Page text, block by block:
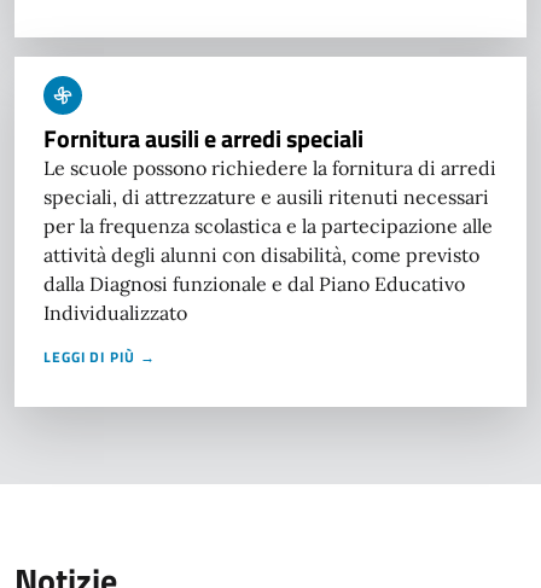
Fornitura ausili e arredi speciali
Le scuole possono richiedere la fornitura di arredi
speciali, di attrezzature e ausili ritenuti necessari
per la frequenza scolastica e la partecipazione alle
attività degli alunni con disabilità, come previsto
dalla Diagnosi funzionale e dal Piano Educativo
Individualizzato
LEGGI DI PIÙ →